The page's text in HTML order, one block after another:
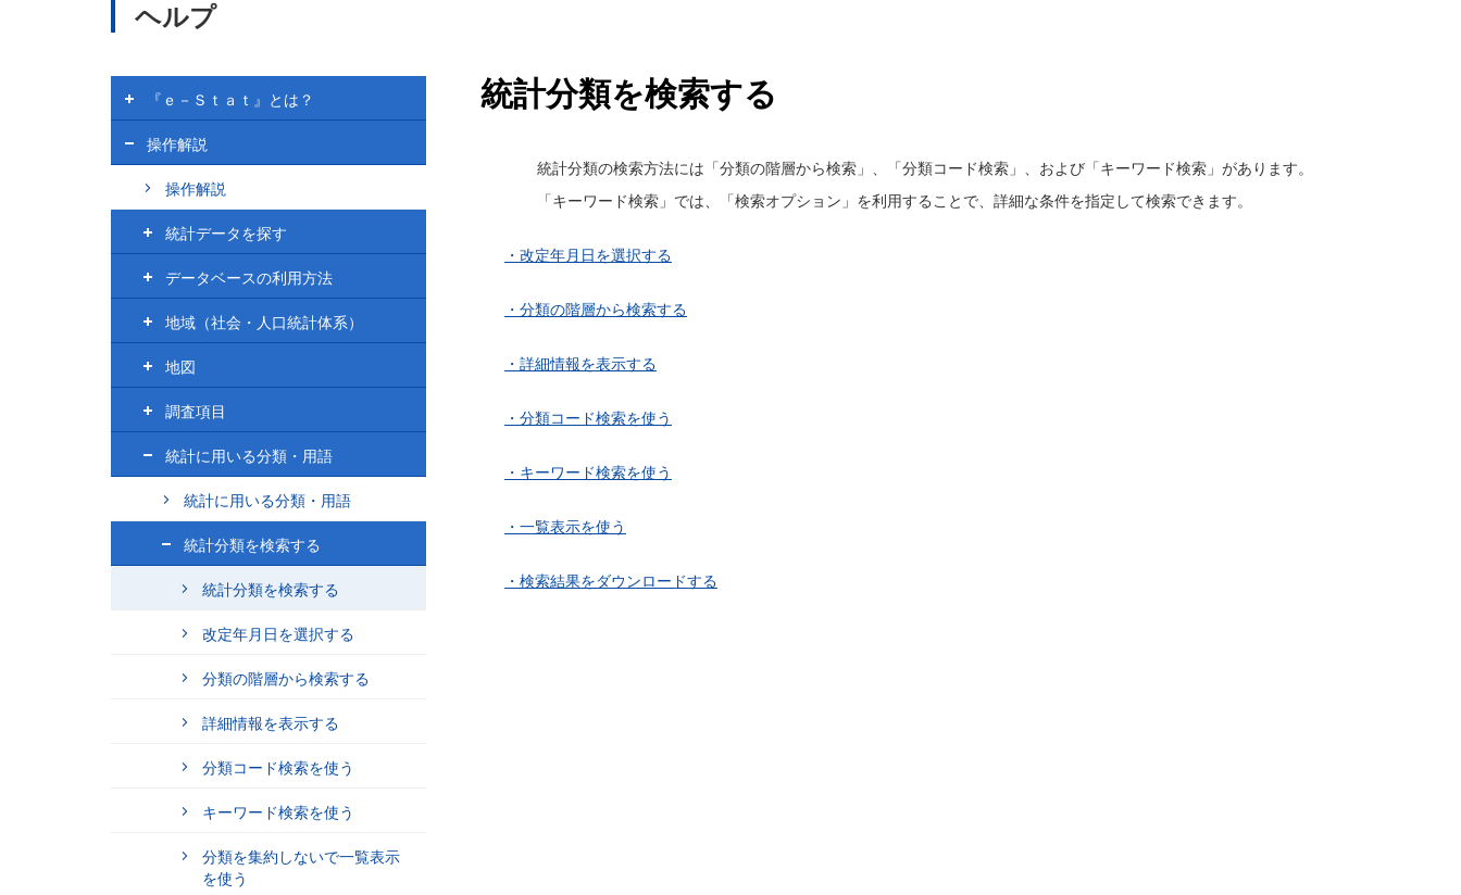
ヘルプ
統計分類を検索する
統計分類の検索方法には「分類の階層から検索」、「分類コード検索」、および「キーワード検索」があります。
「キーワード検索」では、「検索オプション」を利用することで、詳細な条件を指定して検索できます。
・改定年月日を選択する
・分類の階層から検索する
・詳細情報を表示する
・分類コード検索を使う
・キーワード検索を使う
・一覧表示を使う
・検索結果をダウンロードする
ヘ
ル
プ
『ｅ－Ｓｔａｔ』とは？
操作解説
操作解説
統計データを探す
データベースの利用方法
地域（社会・人口統計体系）
地図
調査項目
統計に用いる分類・用語
統計に用いる分類・用語
統計分類を検索する
統計分類を検索する
改定年月日を選択する
分類の階層から検索する
詳細情報を表示する
分類コード検索を使う
キーワード検索を使う
分類を集約しないで一覧表示
を使う